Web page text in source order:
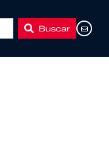
Buscar